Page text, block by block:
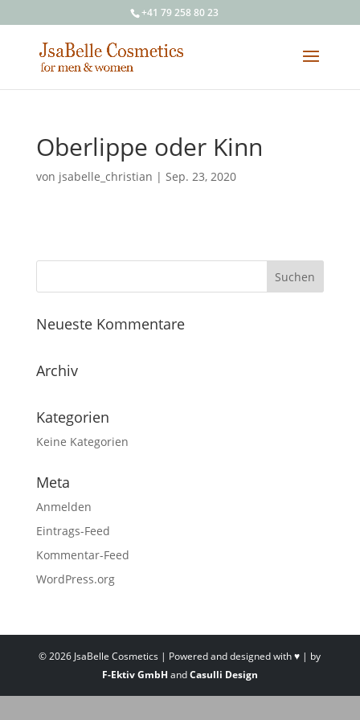
+41 79 258 80 23
Oberlippe oder Kinn
von jsabelle_christian | Sep. 23, 2020
Neueste Kommentare
Archiv
Kategorien
Keine Kategorien
Meta
Anmelden
Eintrags-Feed
Kommentar-Feed
WordPress.org
©2026 JsaBelle Cosmetics | Powered and designed with ♥ | by
F-Ektiv GmbH andCasulli Design